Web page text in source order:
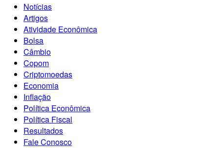
Notícias
Artigos
Atividade Econômica
Bolsa
Câmbio
Copom
Criptomoedas
Economia
Inflação
Política Econômica
Política Fiscal
Resultados
Fale Conosco